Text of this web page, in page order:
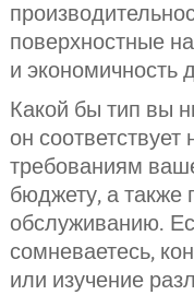
поверхностные
и экономичность
Какой бы тип вы
он соответствует
требованиям
бюджету, а также
обслуживанию.
сомневаетесь,
или изучение